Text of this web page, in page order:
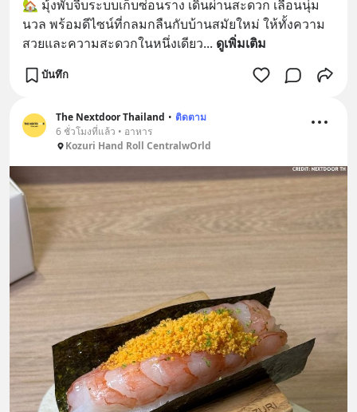
🏡 มุ้งพับจีบระบบเก็บซ่อนราง เดินผ่านสะดวก เลื่อนนุ่ม
นวล พร้อมดีไซน์ที่กลมกลืนกับบ้านสมัยใหม่ ให้ทั้งความ
สวยและความสะดวกในหนึ่งเดียว... ดูเพิ่มเติม
บันทึก
The Nextdoor Thailand • ติดตาม
6 ชั่วโมงที่แล้ว • อาหาร
Kozuri Hand Roll CentralwOrld